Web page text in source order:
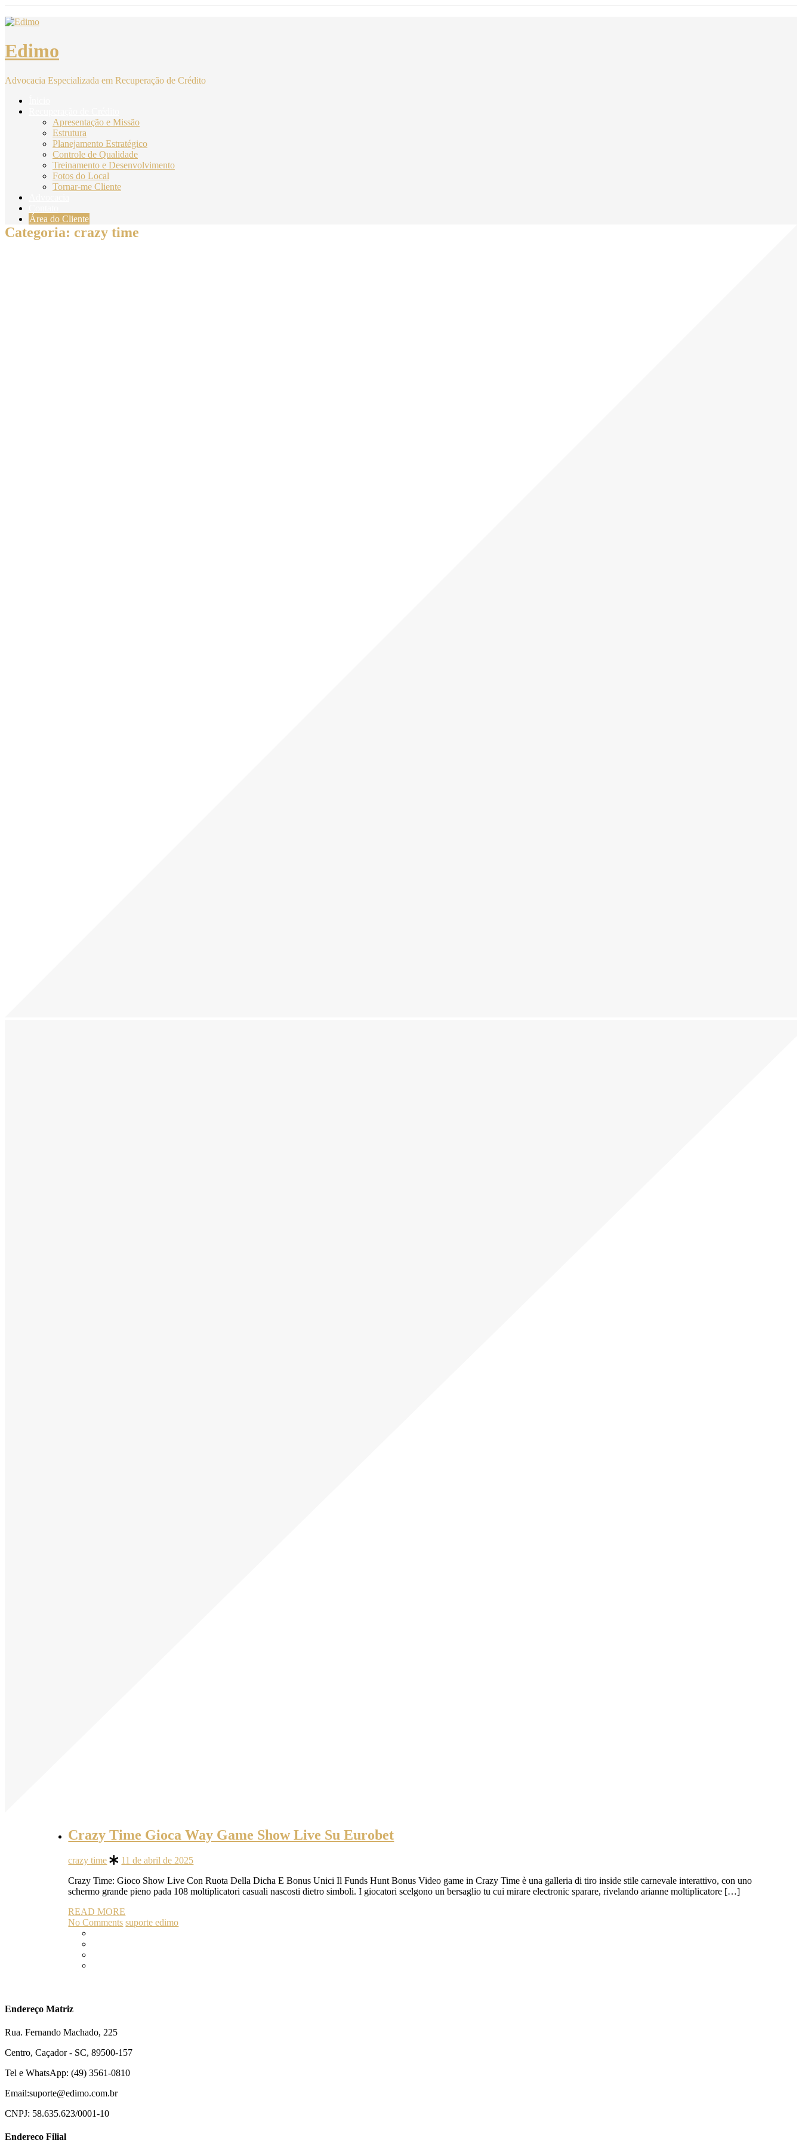
Skip
content
Edimo
Advocacia Especializada em Recuperação de Crédito
Apresentação e Missão
Estrutura
Planejamento Estratégico
Controle de Qualidade
Treinamento e Desenvolvimento
Fotos do Local
Tornar-me Cliente
Área do Cliente
Categoria: crazy time
Crazy Time Gioca Way Game Show Live Su Eurobet
crazy time
11 de abril de 2025
Crazy Time: Gioco Show Live Con Ruota Della Dicha E Bonus Unici Il Funds Hunt Bonus Video game in Crazy Time è una galleria di tiro inside stile carnevale interattivo, con uno
schermo grande pieno pada 108 moltiplicatori casuali nascosti dietro simboli. I giocatori scelgono un bersaglio tu cui mirare electronic sparare, rivelando arianne moltiplicatore […]
READ MORE
No Comments suporte edimo
Endereço Matriz
Rua. Fernando Machado, 225
Centro, Caçador - SC, 89500-157
Tel e WhatsApp: (49) 3561-0810
Email:suporte@edimo.com.br
CNPJ: 58.635.623/0001-10
Endereço Filial